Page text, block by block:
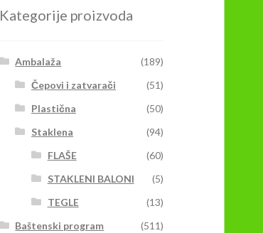
Kategorije proizvoda
Ambalaža
(189)
Čepovi i zatvarači
(51)
Plastična
(50)
Staklena
(94)
FLAŠE
(60)
STAKLENI BALONI
(5)
TEGLE
(13)
Baštenski program
(511)